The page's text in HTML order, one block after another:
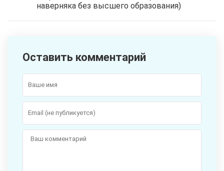
наверняка без высшего образования)
Оставить комментарий